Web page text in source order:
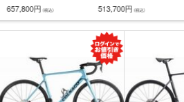
ードバイク V4 Disc ( ブイ
フォー ディスク ) 105 Di2
VDDK ( グリージョ ) 485S
657,800円 (税込)
ードバイク V4 Disc ( ブイ
フォー ディスク ) 105 機械
式 12sp VDBL ( アズーロ )
485S (身長目安175cm前
後)
513,700円 (税込)